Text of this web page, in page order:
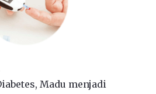
Madu menjadi